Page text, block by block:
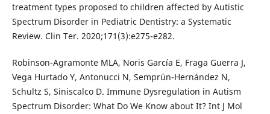
treatment types proposed to children affected by Autistic
Spectrum Disorder in Pediatric Dentistry: a Systematic
Review. Clin Ter. 2020;171(3):e275-e282.
Robinson-Agramonte MLA, Noris García E, Fraga Guerra J,
Vega Hurtado Y, Antonucci N, Semprún-Hernández N,
Schultz S, Siniscalco D. Immune Dysregulation in Autism
Spectrum Disorder: What Do We Know about It? Int J Mol